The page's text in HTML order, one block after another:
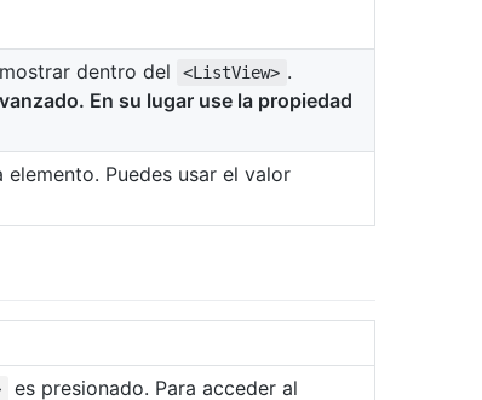
dentro del <ListView> .
En su lugar use la propiedad
Puedes usar el valor
es presionado. Para acceder al